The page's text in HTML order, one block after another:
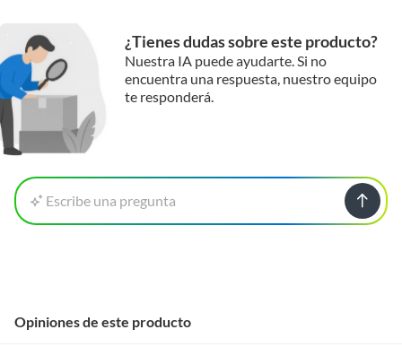
¿Tienes dudas sobre este producto?
Nuestra IA puede ayudarte. Si no
encuentra una respuesta, nuestro equipo
te responderá.
Escribe una pregunta
Opiniones de este producto